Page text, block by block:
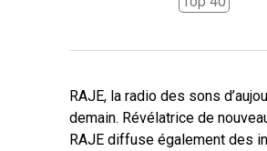
RAJE, la radio des sons
demain. Révélatrice de
RAJE diffuse également des